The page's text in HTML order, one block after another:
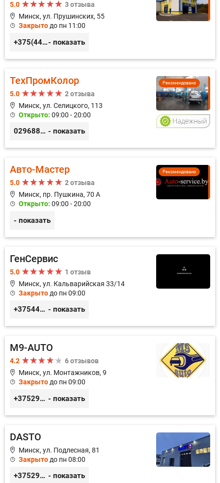
5.0
3 отзыва
Минск, ул. Прушинских, 55
Закрыто до пн 11:00
+375(44) 559-27-77- показать
Рекомендовано
ТехПромКолор
5.0
2 отзыва
Минск, ул. Селицкого, 113
Открыто: 09:00 - 20:00
0296889898 - показать
Рекомендовано
Авто-Мастер
5.0
2 отзыва
Минск, пр. Пушкина, 70 А
Открыто: 09:00 - 20:00
- показать
ГенСервис
5.0
1 отзыв
Минск, ул. Кальварийская 33/14
Закрыто до пн 09:00
+375444649592 - показать
M9-AUTO
4.2
6 отзывов
Минск, ул. Монтажников, 9
Закрыто до пн 09:00
+375299395764 - показать
DASTO
Минск, ул. Подлесная, 81
Закрыто до пн 08:00
+375296606560 - показать